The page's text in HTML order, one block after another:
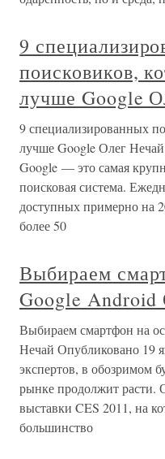
9
поисковиков,
лучше Google
9 специализированных
лучше Google Олег
Google — это самая
поисковая система.
доступных примерно на
более 50
Выбираем
Google Android
Выбираем смартфон на
Нечай Опубликовано 19
экспертов, в обозримом
рынке продолжит расти.
выставки CES 2011, на
большинство